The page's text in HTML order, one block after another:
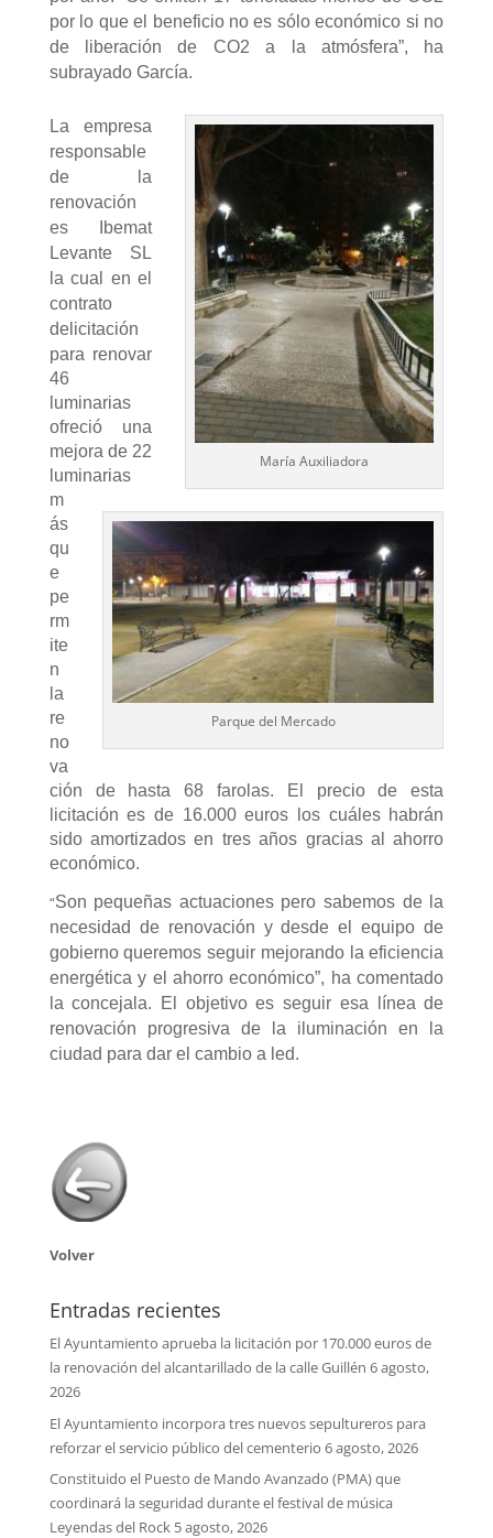
por lo que el beneficio no es sólo económico si no
de liberación de CO2 a la atmósfera”, ha
subrayado García.
María Auxiliadora
Parque del Mercado
La empresa
responsable
de la
renovación
es Ibemat
Levante SL
la cual en el
contrato
delicitación
para renovar
46
luminarias
ofreció una
mejora de 22
luminarias
m
ás
qu
e
pe
rm
ite
n
la
re
no
va
ción de hasta 68 farolas. El precio de esta
licitación es de 16.000 euros los cuáles habrán
sido amortizados en tres años gracias al ahorro
económico.
“Son pequeñas actuaciones pero sabemos de la
necesidad de renovación y desde el equipo de
gobierno queremos seguir mejorando la eficiencia
energética y el ahorro económico”, ha comentado
la concejala. El objetivo es seguir esa línea de
renovación progresiva de la iluminación en la
ciudad para dar el cambio a led.
Volver
Entradas recientes
El Ayuntamiento aprueba la licitación por 170.000 euros de
la renovación del alcantarillado de la calle Guillén 6 agosto,
2026
El Ayuntamiento incorpora tres nuevos sepultureros para
reforzar el servicio público del cementerio 6 agosto, 2026
Constituido el Puesto de Mando Avanzado (PMA) que
coordinará la seguridad durante el festival de música
Leyendas del Rock 5 agosto, 2026